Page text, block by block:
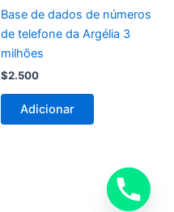
Base de dados de números
de telefone da Argélia 3
milhões
$2.500
Adicionar